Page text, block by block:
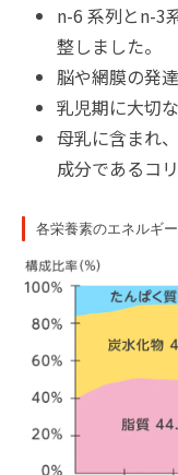
n-6 系列とn-3
整しました。
脳や網膜の発
乳児期に大切
母乳に含まれ
成分であるコ
各栄養素のエネルギ